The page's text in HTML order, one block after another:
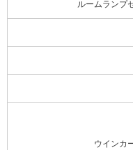
ルームランプ
ウインカ